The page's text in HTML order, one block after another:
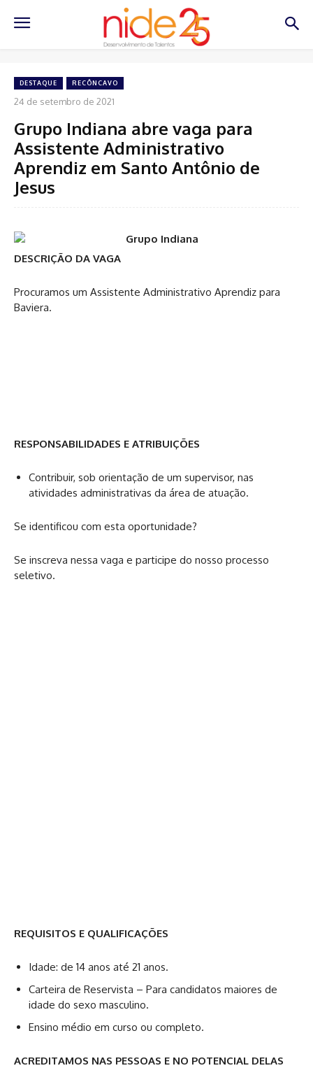
DESTAQUE RECÔNCAVO
24 de setembro de 2021
Grupo Indiana abre vaga para
Assistente Administrativo
Aprendiz em Santo Antônio de
Jesus
DESCRIÇÃO DA VAGA
Procuramos um Assistente Administrativo Aprendiz para
Baviera.
RESPONSABILIDADES E ATRIBUIÇÕES
Contribuir, sob orientação de um supervisor, nas
atividades administrativas da área de atuação.
Se identificou com esta oportunidade?
Se inscreva nessa vaga e participe do nosso processo
seletivo.
REQUISITOS E QUALIFICAÇÕES
Idade: de 14 anos até 21 anos.
Carteira de Reservista – Para candidatos maiores de
idade do sexo masculino.
Ensino médio em curso ou completo.
ACREDITAMOS NAS PESSOAS E NO POTENCIAL DELAS